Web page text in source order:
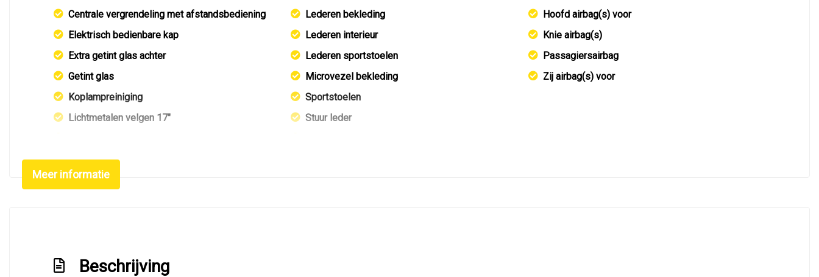
Centrale vergrendeling met afstandsbediening
Elektrisch bedienbare kap
Extra getint glas achter
Getint glas
Koplampreiniging
Lichtmetalen velgen 17"
Park distance control
Parkeersensor achter
Lederen bekleding
Lederen interieur
Lederen sportstoelen
Microvezel bekleding
Sportstoelen
Stuur leder
Hoofd airbag(s) voor
Knie airbag(s)
Passagiersairbag
Zij airbag(s) voor
Meer informatie
Beschrijving